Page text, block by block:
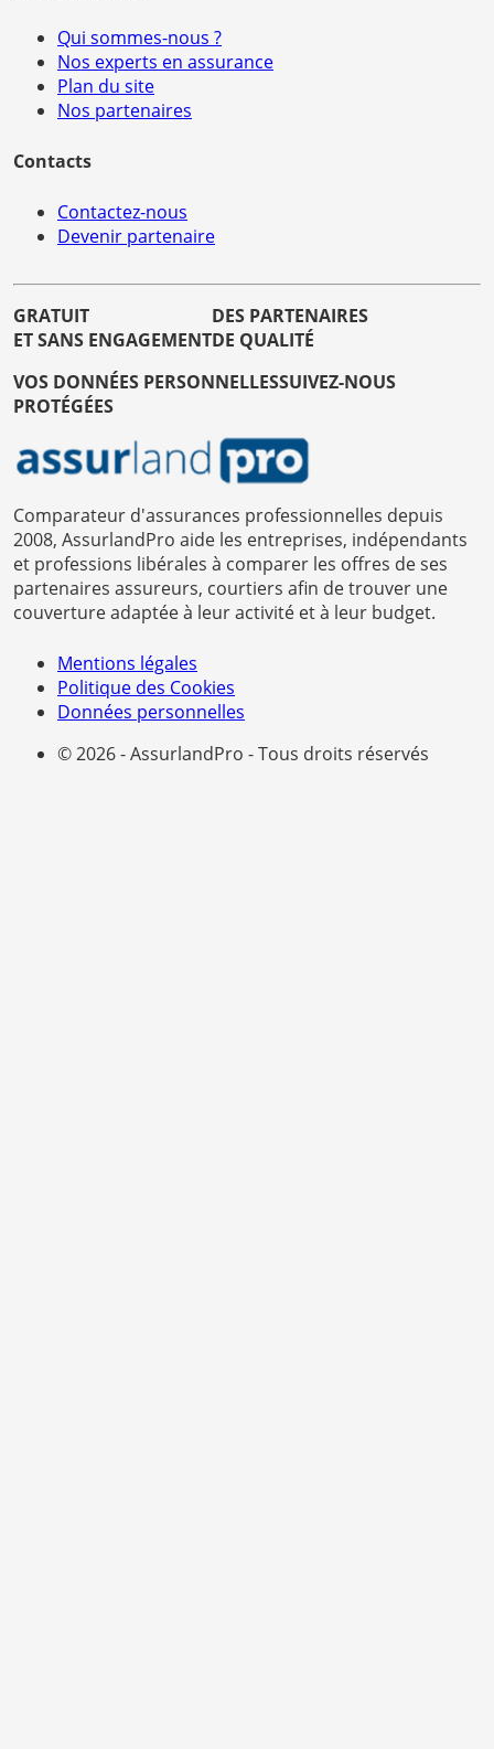
Qui sommes-nous ?
Nos experts en assurance
Plan du site
Nos partenaires
Contacts
Contactez-nous
Devenir partenaire
GRATUIT
ET SANS ENGAGEMENT
DES PARTENAIRES
DE QUALITÉ
VOS DONNÉES PERSONNELLES
PROTÉGÉES
SUIVEZ-NOUS
Comparateur d'assurances professionnelles depuis
2008, AssurlandPro aide les entreprises, indépendants
et professions libérales à comparer les offres de ses
partenaires assureurs, courtiers afin de trouver une
couverture adaptée à leur activité et à leur budget.
Mentions légales
Politique des Cookies
Données personnelles
© 2026 - AssurlandPro - Tous droits réservés